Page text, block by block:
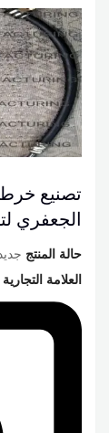
تصنيع
الجعفري
حالة المنتج جديد
العلامة التجارية